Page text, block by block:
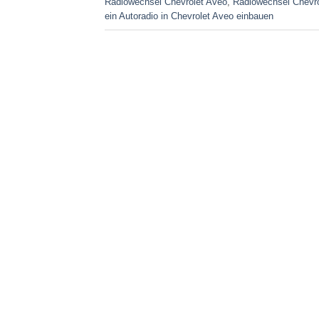
ein Autoradio in Chevrolet Aveo einbauen